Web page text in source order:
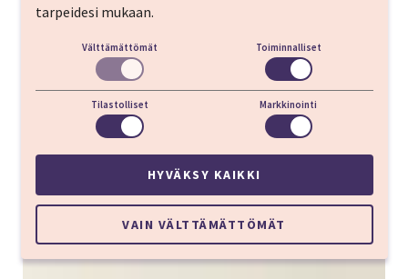
tarpeidesi mukaan.
Välttämättömät Toiminnalliset
Tilastolliset Markkinointi
HYVÄKSY KAIKKI
VAIN VÄLTTÄMÄTTÖMÄT